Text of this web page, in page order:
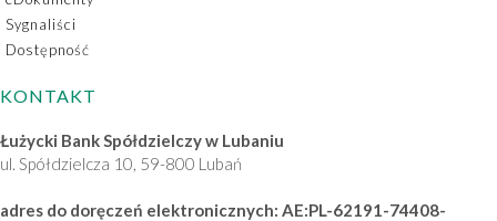
Sygnaliści
Dostępność
KONTAKT
Łużycki Bank Spółdzielczy w Lubaniu
ul. Spółdzielcza 10, 59-800 Lubań
adres do doręczeń elektronicznych: AE:PL-62191-74408-